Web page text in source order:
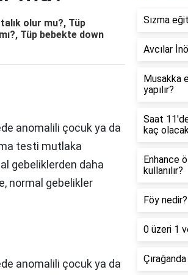
olur mu?, Tüp
Tüp bebekte down
anomalili çocuk ya da
testi mutlaka
gebeliklerden daha
normal gebelikler
anomalili çocuk ya da
Sızma
Avcılar
Musakka
yapılır?
Saat
kaç
Enhance
kullanılır?
Föy nedir?
0 üzeri 1